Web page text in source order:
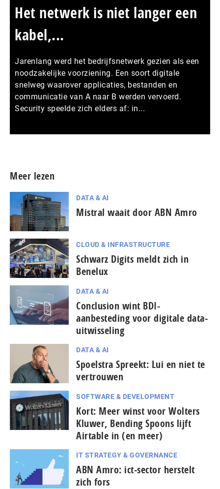
Het netwerk is niet langer een
kabel,...
Jarenlang werd het bedrijfsnetwerk gezien als een
noodzakelijke voorziening. Een soort digitale
snelweg waarover applicaties, bestanden en
communicatie van A naar B werden vervoerd.
Security speelde zich elders af: in...
Meer lezen
DATA & AI
Mistral waait door ABN Amro
CLOUD & INFRASTRUCTURE
Schwarz Digits meldt zich in
Benelux
DATA & AI
Conclusion wint BDI-
aanbesteding voor digitale data-
uitwisseling
DATA & AI
Spoelstra Spreekt: Lui en niet te
vertrouwen
SOFTWARE & DEVELOPMENT
Kort: Meer winst voor Wolters
Kluwer, Bending Spoons lijft
Airtable in (en meer)
IT STRATEGY & GOVERNANCE
ABN Amro: ict-sector herstelt
zich fors